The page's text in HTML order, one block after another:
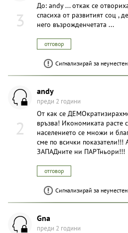
3
До: andy ... откак се
спасиха от развитият соц ,
него възрожденчетата ...
отговор
Сигнализирай за
2
andy
преди 2 години
От как се
връзва! Икономиката расте
населението се множи и
сме по всички
ЗАПАДните ни ПАРТньори!!!
отговор
Сигнализирай за
Gna
преди 2 години